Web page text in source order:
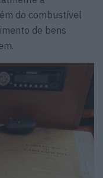
do combustível
de bens